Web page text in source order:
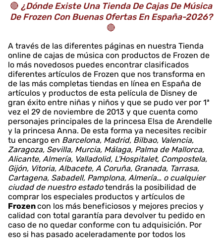
🔴 ¿Dónde Existe Una Tienda De Cajas De Música
De Frozen Con Buenas Ofertas En España-2026?
🔴
A través de las diferentes páginas en nuestra Tienda
online de cajas de música con productos de Frozen de
lo más novedosos puedes encontrar clasificados
diferentes artículos de Frozen que nos transforma en
de las más completas tiendas en línea en España de
artículos y productos de esta película de Disney de
gran éxito entre niñas y niños y que se pudo ver por 1ª
vez el 29 de noviembre de 2013 y que cuenta como
personajes principales de la princesa Elsa de Arendelle
y la princesa Anna. De esta forma ya necesites recibir
tu encargo en Barcelona, Madrid, Bilbao, Valencia,
Zaragoza, Sevilla, Murcia, Málaga, Palma de Mallorca,
Alicante, Almería, Valladolid, L'Hospitalet, Compostela,
Gijón, Vitoria, Albacete, A Coruña, Granada, Tarrasa,
Cartagena, Sabadell, Pamplona, Almería… o cualquier
ciudad de nuestro estadotendrás la posibilidad de
comprar los especiales productos y artículos de
Frozencon los más beneficiosos y mejores precios y
calidad con total garantía para devolver tu pedido en
caso de no quedar conforme con tu adquisición. Por
eso si has pasado aceleradamente por todos los